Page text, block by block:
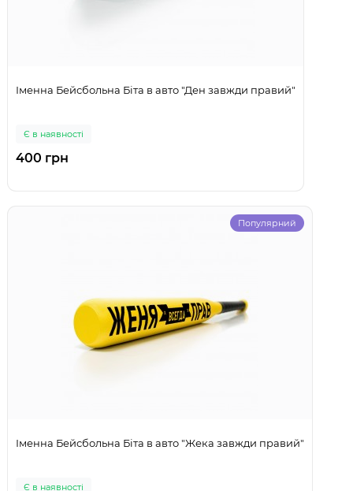
Іменна Бейсбольна Біта в авто "Ден завжди правий"
Є в наявності
400 грн
Популярний
Іменна Бейсбольна Біта в авто "Жека завжди правий"
Є в наявності